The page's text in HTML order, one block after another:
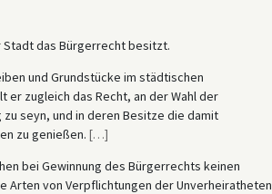
Stadt das Bürgerrecht besitzt.
und Grundstücke im städtischen
zugleich das Recht, an der Wahl der
seyn, und in deren Besitze die damit
zu genießen. […]
bei Gewinnung des Bürgerrechts keinen
Arten von Verpflichtungen der Unverheiratheten